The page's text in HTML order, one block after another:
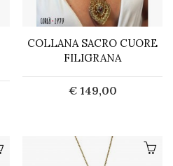
COLLANA SACRO CUORE
FILIGRANA
€ 149,00